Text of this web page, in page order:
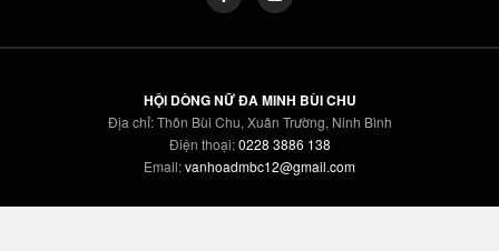
HỘI DÒNG NỮ ĐA MINH BÙI CHU
Địa chỉ: Thôn Bùi Chu, Xuân Trường, Ninh Bình
Điện thoại:0228 3886 138
Email:vanhoadmbc12@gmail.com